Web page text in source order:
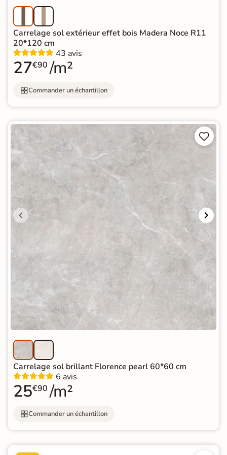
Carrelage sol extérieur effet bois Madera Noce R11
20*120 cm
43 avis
27€90 /m²
Commander un échantillon


Carrelage sol brillant Florence pearl 60*60 cm
6 avis
25€90 /m²
Commander un échantillon